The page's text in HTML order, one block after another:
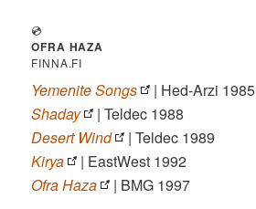
💿
OFRA HAZA
FINNA.FI
Yemenite Songs
| Hed-Arzi 1985
Shaday
| Teldec 1988
Desert Wind
| Teldec 1989
Kirya
| EastWest 1992
Ofra Haza
| BMG 1997